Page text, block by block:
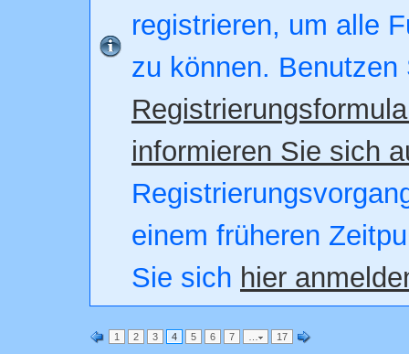
registrieren, um alle
zu können. Benutzen
informieren Sie sich
einem früheren
Sie sich hier
1 2 3 4 5 6 7 … 17